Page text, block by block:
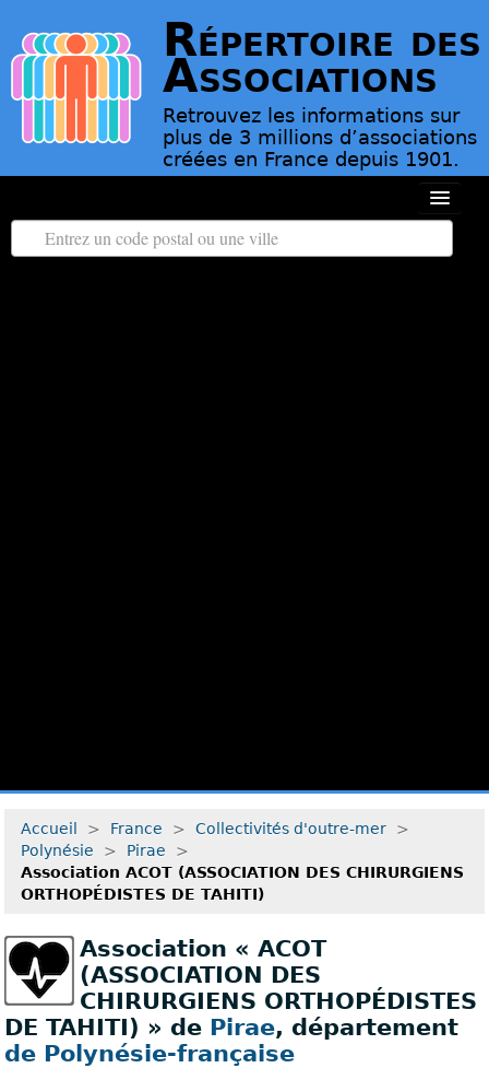
Répertoire des
Associations
Retrouvez les informations sur
plus de 3 millions d’associations
créées en France depuis 1901.
Accueil > France > Collectivités d'outre-mer
>
Polynésie
> Pirae
>
Association ACOT (ASSOCIATION DES CHIRURGIENS
ORTHOPÉDISTES DE TAHITI)
Association « ACOT
(ASSOCIATION DES
CHIRURGIENS ORTHOPÉDISTES
DE TAHITI) » de Pirae, département
de Polynésie-française